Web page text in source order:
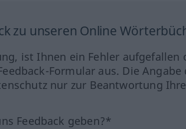
zu unseren Online
ist Ihnen ein Fehler
Formular aus. Die
nur zur Beantwortung
Feedback geben?*